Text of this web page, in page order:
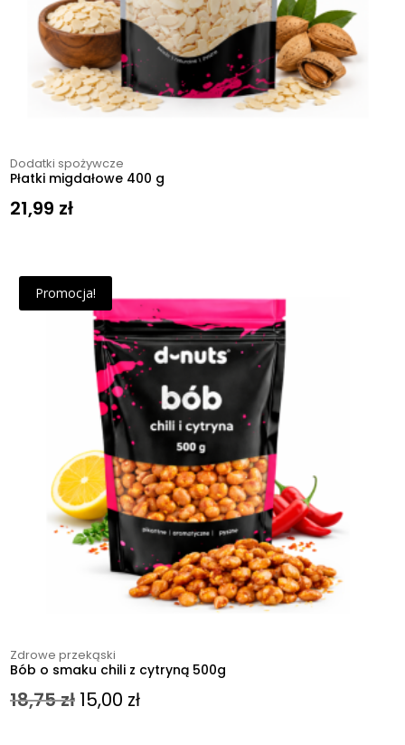
Dodatki spożywcze
Płatki migdałowe 400 g
21,99 zł
Promocja!
Zdrowe przekąski
Bób o smaku chili z cytryną 500g
18,75zł Pierwotna
15,00 złAktualna